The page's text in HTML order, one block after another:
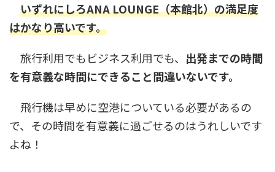
いずれにしろANA LOUNGE（本館北）の満足度
はかなり高いです。
旅行利用でもビジネス利用でも、 出発までの時間
を有意義な時間にできること間違いないです。
飛行機は早めに空港についている必要があるの
で、その時間を有意義に過ごせるのはうれしいです
よね！